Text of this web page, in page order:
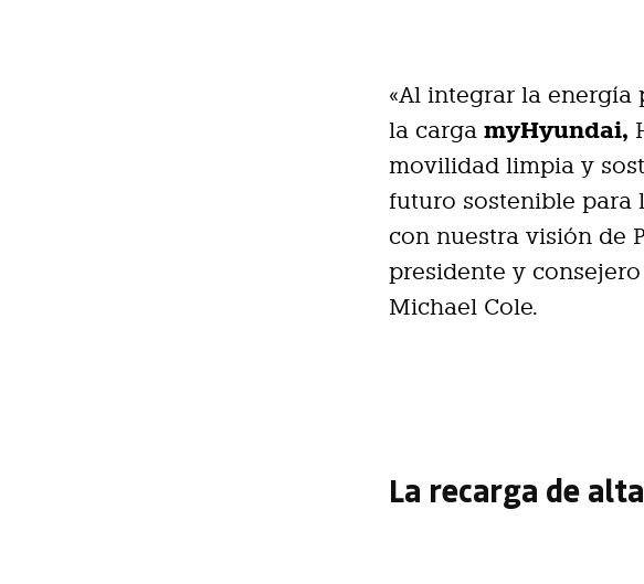
«Al integrar la energía
la cargamyHyundai,
movilidad limpia y
futuro sostenible para
con nuestra visión de
presidente y
Michael Cole.
La recarga de